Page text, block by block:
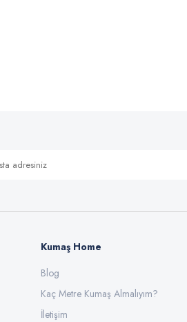
Gönder
Kumaş Home
Blog
Kaç Metre Kumaş Almalıyım?
İletişim